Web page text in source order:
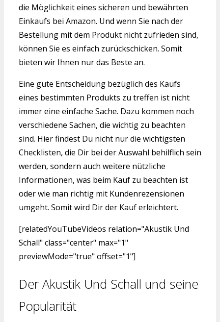
die Möglichkeit eines sicheren und bewährten
Einkaufs bei Amazon. Und wenn Sie nach der
Bestellung mit dem Produkt nicht zufrieden sind,
können Sie es einfach zurückschicken. Somit
bieten wir Ihnen nur das Beste an.
Eine gute Entscheidung bezüglich des Kaufs
eines bestimmten Produkts zu treffen ist nicht
immer eine einfache Sache. Dazu kommen noch
verschiedene Sachen, die wichtig zu beachten
sind. Hier findest Du nicht nur die wichtigsten
Checklisten, die Dir bei der Auswahl behilflich sein
werden, sondern auch weitere nützliche
Informationen, was beim Kauf zu beachten ist
oder wie man richtig mit Kundenrezensionen
umgeht. Somit wird Dir der Kauf erleichtert.
[relatedYouTubeVideos relation="Akustik Und
Schall" class="center" max="1"
previewMode="true" offset="1"]
Der Akustik Und Schall und seine
Popularität